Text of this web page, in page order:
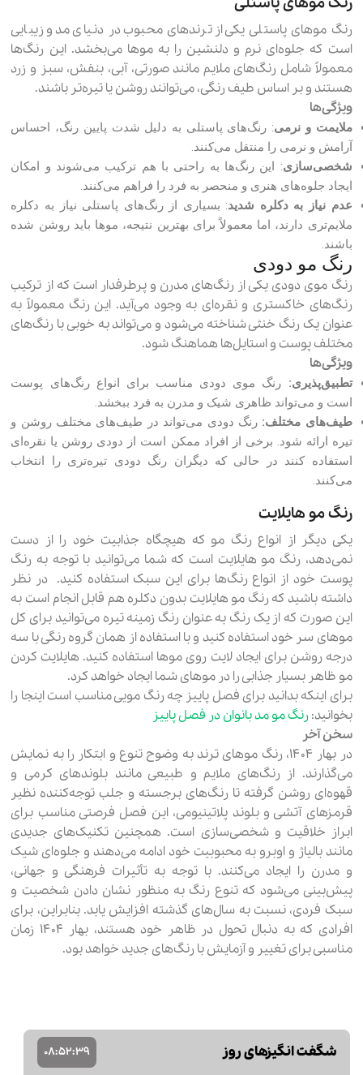
رنگ موهای پاستلی یکی از ترندهای محبوب در دنیای مد و زیبایی
است که جلوه‌ای نرم و دلنشین را به موها می‌بخشد. این رنگ‌ها
معمولاً شامل رنگ‌های ملایم مانند صورتی، آبی، بنفش، سبز و زرد
هستند و بر اساس طیف رنگی، می‌توانند روشن یا تیره‌تر باشند.
ویژگی‌ها
ملایمت و نرمی: رنگ‌های پاستلی به دلیل شدت پایین رنگ، احساس
آرامش و نرمی را منتقل می‌کنند.
شخصی‌سازی: این رنگ‌ها به راحتی با هم ترکیب می‌شوند و امکان
ایجاد جلوه‌های هنری و منحصر به فرد را فراهم می‌کنند.
عدم نیاز به دکلره شدید: بسیاری از رنگ‌های پاستلی نیاز به دکلره
ملایم‌تری دارند، اما معمولاً برای بهترین نتیجه، موها باید روشن شده
باشند.
رنگ مو دودی
رنگ موی دودی یکی از رنگ‌های مدرن و پرطرفدار است که از ترکیب
رنگ‌های خاکستری و نقره‌ای به وجود می‌آید. این رنگ معمولاً به
عنوان یک رنگ خنثی شناخته می‌شود و می‌تواند به خوبی با رنگ‌های
مختلف پوست و استایل‌ها هماهنگ شود.
ویژگی‌ها
تطبیق‌پذیری:رنگ موی دودی مناسب برای انواع رنگ‌های پوست
است و می‌تواند ظاهری شیک و مدرن به فرد ببخشد.
طیف‌های مختلف:رنگ دودی می‌تواند در طیف‌های مختلف روشن و
تیره ارائه شود. برخی از افراد ممکن است از دودی روشن یا نقره‌ای
استفاده کنند در حالی که دیگران رنگ دودی تیره‌تری را انتخاب
می‌کنند.
رنگ مو هایلایت
یکی دیگر از انواع رنگ مو که هیچگاه جذابیت خود را از دست
نمی‌دهد، رنگ مو هایلایت است که شما می‌توانید با توجه به رنگ
پوست خود از انواع رنگ‌ها برای این سبک استفاده کنید. در نظر
داشته باشید که رنگ مو هایلایت بدون دکلره هم قابل انجام است به
این صورت که از یک رنگ به عنوان رنگ زمینه تیره می‌توانید برای کل
موهای سر خود استفاده کنید و با استفاده از همان گروه رنگی با سه
درجه روشن برای ایجاد لایت روی موها استفاده کنید. هایلایت کردن
مو ظاهر بسیار جذابی را در موهای شما ایجاد خواهد کرد.
برای اینکه بدانید برای فصل پاییز چه رنگ مویی مناسب است اینجا را
بخوانید:رنگ مو مد بانوان در فصل پاییز
سخن آخر
در بهار ۱۴۰۴، رنگ موهای ترند به‌ وضوح تنوع و ابتکار را به نمایش
می‌گذارند. از رنگ‌های ملایم و طبیعی مانند بلوندهای کرمی و
قهوه‌ای روشن گرفته تا رنگ‌های برجسته و جلب توجه‌کننده نظیر
قرمزهای آتشی و بلوند پلاتینیومی، این فصل فرصتی مناسب برای
ابراز خلاقیت و شخصی‌سازی است. همچنین تکنیک‌های جدیدی
مانند بالیاژ و اوبرو به محبوبیت خود ادامه می‌دهند و جلوه‌ای شیک
و مدرن را ایجاد می‌کنند. با توجه به تأثیرات فرهنگی و جهانی،
پیش‌بینی می‌شود که تنوع رنگ به منظور نشان دادن شخصیت و
سبک فردی، نسبت به سال‌های گذشته افزایش یابد. بنابراین، برای
افرادی که به دنبال تحول در ظاهر خود هستند، بهار ۱۴۰۴ زمان
مناسبی برای تغییر و آزمایش با رنگ‌های جدید خواهد بود.
شگفت انگیزهای روز 08:52:38